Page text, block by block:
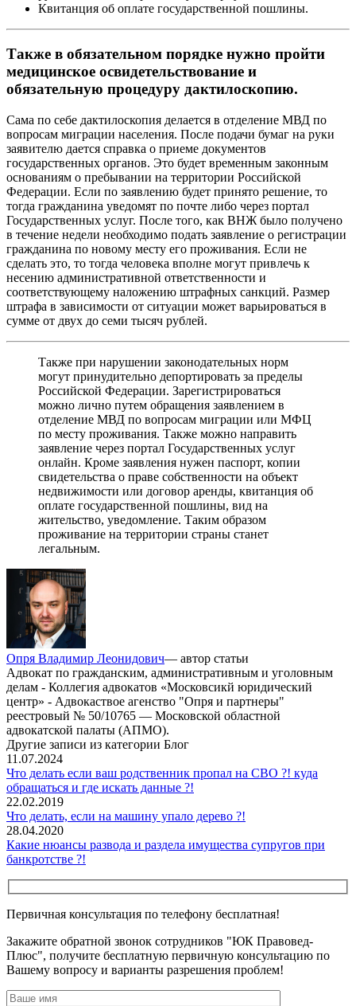
Квитанция об оплате государственной пошлины.
Также в обязательном порядке нужно пройти
медицинское освидетельствование и
обязательную процедуру дактилоскопию.
Сама по себе дактилоскопия делается в отделение МВД по
вопросам миграции населения. После подачи бумаг на руки
заявителю дается справка о приеме документов
государственных органов. Это будет временным законным
основаниям о пребывании на территории Российской
Федерации. Если по заявлению будет принято решение, то
тогда гражданина уведомят по почте либо через портал
Государственных услуг. После того, как ВНЖ было получено
в течение недели необходимо подать заявление о регистрации
гражданина по новому месту его проживания. Если не
сделать это, то тогда человека вполне могут привлечь к
несению административной ответственности и
соответствующему наложению штрафных санкций. Размер
штрафа в зависимости от ситуации может варьироваться в
сумме от двух до семи тысяч рублей.
Также при нарушении законодательных норм
могут принудительно депортировать за пределы
Российской Федерации. Зарегистрироваться
можно лично путем обращения заявлением в
отделение МВД по вопросам миграции или МФЦ
по месту проживания. Также можно направить
заявление через портал Государственных услуг
онлайн. Кроме заявления нужен паспорт, копии
свидетельства о праве собственности на объект
недвижимости или договор аренды, квитанция об
оплате государственной пошлины, вид на
жительство, уведомление. Таким образом
проживание на территории страны станет
легальным.
Опря Владимир Леонидович— автор статьи
Адвокат по гражданским, административным и уголовным
делам - Коллегия адвокатов «Московсикй юридический
центр» - Адвокаствое агенство "Опря и партнеры"
реестровый № 50/10765 — Московской областной
адвокатской палаты (АПМО).
Другие записи из категории Блог
11.07.2024
Что делать если ваш родственник пропал на СВО ?! куда
обращаться и где искать данные ?!
22.02.2019
Что делать, если на машину упало дерево ?!
28.04.2020
Какие нюансы развода и раздела имущества супругов при
банкротстве ?!
Первичная консультация по телефону бесплатная!
Закажите обратной звонок сотрудников "ЮК Правовед-
Плюс", получите бесплатную первичную консультацию по
Вашему вопросу и варианты разрешения проблем!